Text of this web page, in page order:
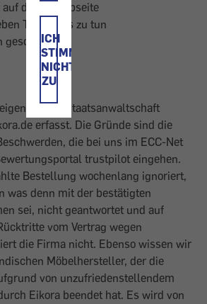
ICH
STIMME
NICHT
ZU
dieser Webseite
Tipps was zu tun
hat die Staatsanwaltschaft
erfasst. Die Gründe sind die
die bei uns im ECC-Net
trustpilot eingehen.
Bestellung wochenlang ignoriert,
was denn mit der bestätigten
sei, nicht geantwortet und auf
vom Vertrag wegen
die Firma nicht. Ebenso wissen wir
Möbelhersteller, der die
von unzufriedenstellendem
Eikora beendet hat. Es wird von